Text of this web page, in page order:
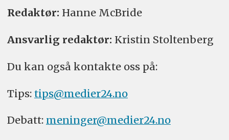
Redaktør: Hanne McBride
Ansvarlig redaktør: Kristin Stoltenberg
Du kan også kontakte oss på:
Tips: tips@medier24.no
Debatt: meninger@medier24.no